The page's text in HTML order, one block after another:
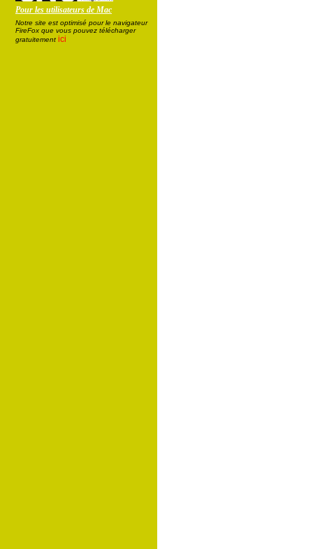
Pour les utilisateurs de Mac
Notre site est optimisé pour le navigateur
FireFox que vous pouvez télécharger
gratuitement ici